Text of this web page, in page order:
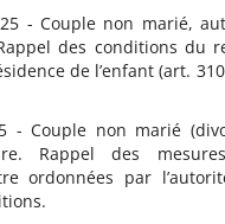
- Couple non marié,
des conditions du
de l’enfant (art.
Couple non marié
Rappel des
ordonnées par